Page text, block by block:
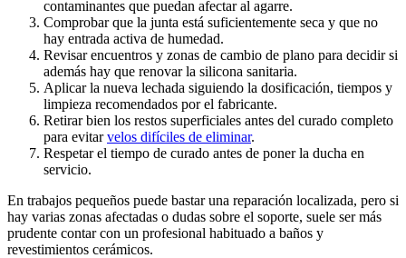
contaminantes que puedan afectar al agarre.
Comprobar que la junta está suficientemente seca y que no
hay entrada activa de humedad.
Revisar encuentros y zonas de cambio de plano para decidir si
además hay que renovar la silicona sanitaria.
Aplicar la nueva lechada siguiendo la dosificación, tiempos y
limpieza recomendados por el fabricante.
Retirar bien los restos superficiales antes del curado completo
para evitarvelos difíciles de eliminar.
Respetar el tiempo de curado antes de poner la ducha en
servicio.
En trabajos pequeños puede bastar una reparación localizada, pero si
hay varias zonas afectadas o dudas sobre el soporte, suele ser más
prudente contar con un profesional habituado a baños y
revestimientos cerámicos.